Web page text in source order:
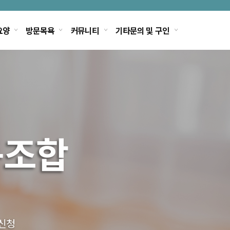
양 방문목욕 커뮤니티 기타문의 및 구인
합
청
다.